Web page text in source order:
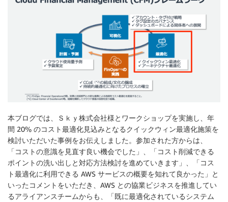
本ブログでは、Ｓｋｙ株式会社様とワークショップを実施し、年
間 20% のコスト最適化見込みとなるクイックウィン最適化施策を
検討いただいた事例をお伝えしました。参加された方からは、
「コストの意識を見直す良い機会でした」、「コスト削減できる
ポイントの洗い出しと対応方法検討を進めていきます」、「コス
ト最適化に利用できる AWS サービスの概要を知れて良かった」と
いったコメントをいただき、AWS との協業ビジネスを推進してい
るアライアンスチームからも、「既に最適化されているシステム